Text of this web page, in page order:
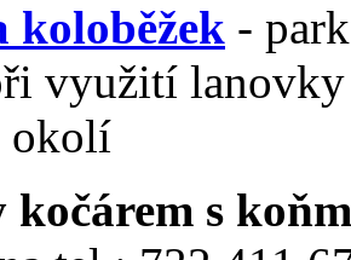
koloběžek -
využití lanovky
okolí
s